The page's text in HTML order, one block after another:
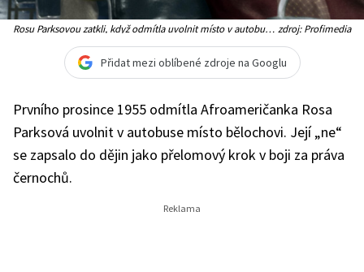
Rosu Parksovou zatkli, když odmítla uvolnit místo v autobusu zdroj: Profimedia
Přidat mezi oblíbené zdroje na Googlu
Prvního prosince 1955 odmítla Afroameričanka Rosa
Parksová uvolnit v autobuse místo bělochovi. Její „ne“
se zapsalo do dějin jako přelomový krok v boji za práva
černochů.